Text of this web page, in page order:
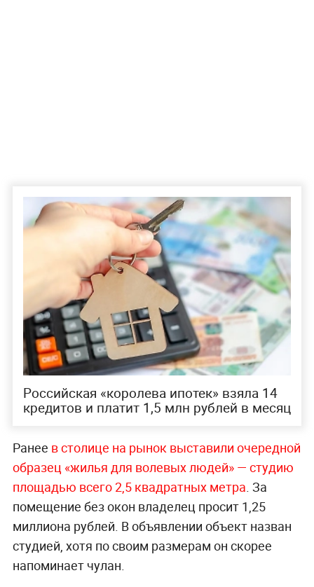
Российская «королева ипотек» взяла 14
кредитов и платит 1,5 млн рублей в месяц
Ранее в столице на рынок выставили очередной
образец «жилья для волевых людей» — студию
площадью всего 2,5 квадратных метра. За
помещение без окон владелец просит 1,25
миллиона рублей. В объявлении объект назван
студией, хотя по своим размерам он скорее
напоминает чулан.